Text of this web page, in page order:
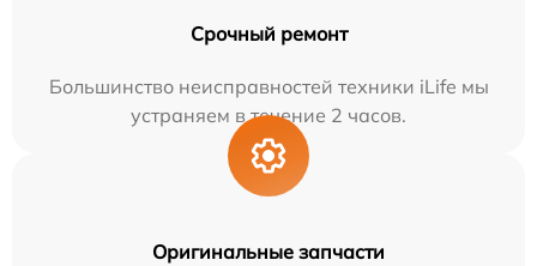
Срочный ремонт
Большинство неисправностей техники iLife мы
устраняем в течение 2 часов.
Оригинальные запчасти